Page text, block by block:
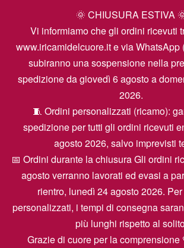
🌞 CHIUSURA ESTIVA
Vi informiamo che gli ordini ricevuti
www.iricamidelcuore.it e via WhatsApp
subiranno una sospensione nella
spedizione da giovedì 6 agosto a
2026.
🧵 Ordini personalizzati (ricamo):
spedizione per tutti gli ordini ricevuti
agosto 2026, salvo imprevisti
📅 Ordini durante la chiusura Gli ordini
agosto verranno lavorati ed evasi a
rientro, lunedì 24 agosto 2026.
personalizzati, i tempi di consegna
più lunghi rispetto al
Grazie di cuore per la comprensione